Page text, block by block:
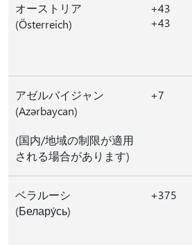
オーストリア
(Österreich)
+43
+43
アゼルバイジャン
(Azərbaycan)
(国内/地域の制限が適用
される場合があります)
+7
ベラルーシ
(Белару́сь)
+375